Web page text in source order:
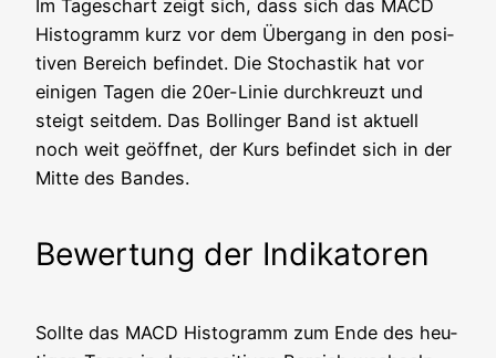
Im Tages­chart zeigt sich, dass sich das MACD
His­to­gramm kurz vor dem Über­gang in den posi­
ti­ven Bereich befin­det. Die Sto­chas­tik hat vor
eini­gen Tagen die 20er-Linie durch­kreuzt und
steigt seit­dem. Das Bol­lin­ger Band ist aktu­ell
noch weit geöff­net, der Kurs befin­det sich in der
Mit­te des Bandes.
Bewertung der Indikatoren
Soll­te das MACD His­to­gramm zum Ende des heu­